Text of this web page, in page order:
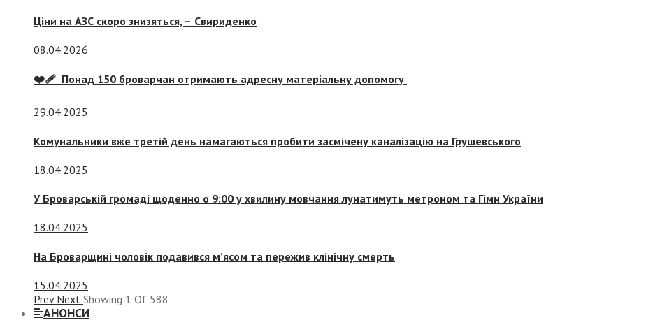
Ціни на АЗС скоро знизяться, – Свириденко
08.04.2026
❤️‍🩹 Понад 150 броварчан отримають адресну матеріальну допомогу
29.04.2025
Комунальники вже третій день намагаються пробити засмічену каналізацію на Грушевського
18.04.2025
У Броварській громаді щоденно о 9:00 у хвилину мовчання лунатимуть метроном та Гімн України
18.04.2025
На Броварщині чоловік подавився м’ясом та пережив клінічну смерть
15.04.2025
Prev Next Showing 1 Of 588
АНОНСИ